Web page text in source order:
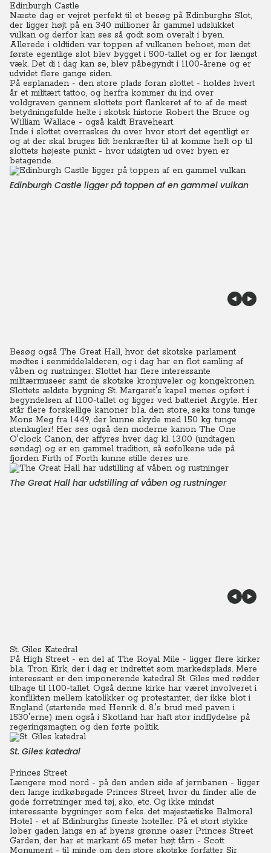
Edinburgh Castle
Næste dag er vejret perfekt til et besøg på Edinburghs Slot,
der ligger højt på en 340 millioner år gammel udslukket
vulkan og derfor kan ses så godt som overalt i byen.
Allerede i oldtiden var toppen af vulkanen beboet, men det
første egentlige slot blev bygget i 500-tallet og er for længst
væk. Det di i dag kan se, blev påbegyndt i 1100-årene og er
udvidet flere gange siden.
På esplanaden - den store plads foran slottet - holdes hvert
år et militært tattoo, og herfra kommer du ind over
voldgraven gennem slottets port flankeret af to af de mest
betydningsfulde helte i skotsk historie Robert the Bruce og
William Wallace - også kaldt Braveheart.
Inde i slottet overraskes du over hvor stort det egentligt er
og at der skal bruges lidt benkræfter til at komme helt op til
slottets højeste punkt - hvor udsigten ud over byen er
betagende.
Edinburgh Castle ligger på toppen af en gammel vulkan
Besøg også The Great Hall, hvor det skotske parlament
mødtes i senmiddelalderen, og i dag har en flot samling af
våben og rustninger. Slottet har flere interessante
militærmuseer samt de skotske kronjuveler og kongekronen.
Slottets ældste bygning St. Margaret's kapel menes opført i
begyndelsen af 1100-tallet og ligger ved batteriet Argyle. Her
står flere forskellige kanoner bl.a. den store, seks tons tunge
Mons Meg fra 1449, der kunne skyde med 150 kg. tunge
stenkugler! Her ses også den moderne kanon The One
O'clock Canon, der affyres hver dag kl. 13.00 (undtagen
søndag) og er en gammel tradition, så søfolkene ude på
fjorden Firth of Forth kunne stille deres ure.
The Great Hall har udstilling af våben og rustninger
St. Giles Katedral
På High Street - en del af The Royal Mile - ligger flere kirker
bl.a. Tron Kirk, der i dag er indrettet som markedsplads. Mere
interessant er den imponerende katedral St. Giles med rødder
tilbage til 1100-tallet. Også denne kirke har været involveret i
konflikten mellem katolikker og protestanter, der ikke blot i
England (startende med Henrik d. 8.'s brud med paven i
1530'erne) men også i Skotland har haft stor indflydelse på
regeringsmagten og den førte politik.
St. Giles katedral
Princes Street
Længere mod nord - på den anden side af jernbanen - ligger
den lange indkøbsgade Princes Street, hvor du finder alle de
gode forretninger med tøj, sko, etc. Og ikke mindst
interessante bygninger som f.eks. det majestætiske Balmoral
Hotel - et af Edinburghs fineste hoteller. På et stort stykke
løber gaden langs en af byens grønne oaser Princes Street
Garden, der har et markant 65 meter højt tårn - Scott
Monument - til minde om den store skotske forfatter Sir